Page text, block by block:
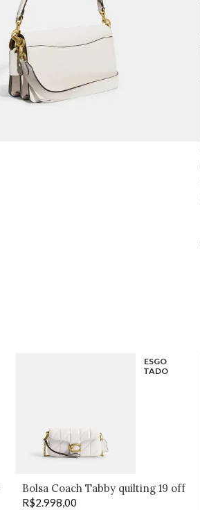
ESGO
TADO
Bolsa Coach Tabby quilting 19 off
R$2.998,00